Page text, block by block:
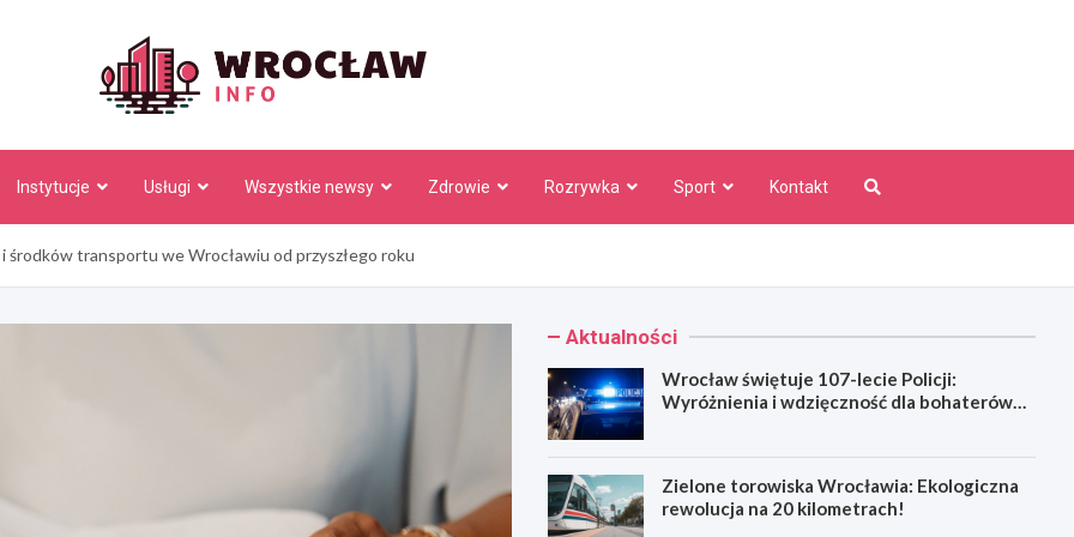
Instytucje Usługi Wszystkie newsy Zdrowie Rozrywka Sport Kontakt
transportu we Wrocławiu od przyszłego roku
Aktualności
Wrocław świętuje 107-lecie Policji:
Wyróżnienia i wdzięczność dla bohaterów
Zielone torowiska Wrocławia: Ekologiczna
rewolucja na 20 kilometrach!